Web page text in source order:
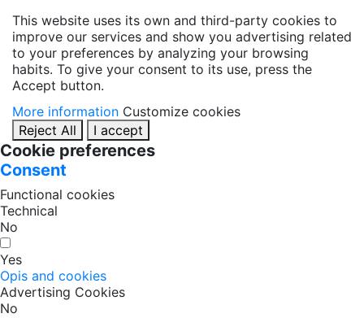
This website uses its own and third-party cookies to
improve our services and show you advertising related
to your preferences by analyzing your browsing
habits. To give your consent to its use, press the
Accept button.
More information Customize cookies
Reject All
I accept
Cookie preferences
Consent
Functional cookies
Technical
No
Yes
Opis and cookies
Advertising Cookies
No